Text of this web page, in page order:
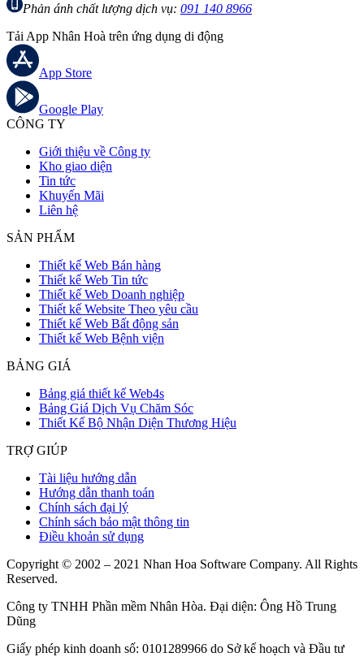
Phản ánh chất lượng dịch vụ: 091 140 8966
Tải App Nhân Hoà trên ứng dụng di động
App Store
Google Play
CÔNG TY
Giới thiệu về Công ty
Kho giao diện
Tin tức
Khuyến Mãi
Liên hệ
SẢN PHẨM
Thiết kế Web Bán hàng
Thiết kế Web Tin tức
Thiết kế Web Doanh nghiệp
Thiết kế Website Theo yêu cầu
Thiết kế Web Bất động sản
Thiết kế Web Bệnh viện
BẢNG GIÁ
Bảng giá thiết kế Web4s
Bảng Giá Dịch Vụ Chăm Sóc
Thiết Kế Bộ Nhận Diện Thương Hiệu
TRỢ GIÚP
Tài liệu hướng dẫn
Hướng dẫn thanh toán
Chính sách đại lý
Chính sách bảo mật thông tin
Điều khoản sử dụng
Copyright © 2002 – 2021 Nhan Hoa Software Company. All Rights
Reserved.
Công ty TNHH Phần mềm Nhân Hòa. Đại diện: Ông Hồ Trung
Dũng
Giấy phép kinh doanh số: 0101289966 do Sở kế hoạch và Đầu tư